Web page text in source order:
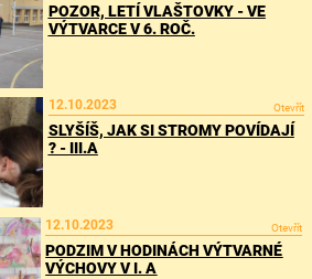
POZOR, LETÍ VLAŠTOVKY - VE
VÝTVARCE V 6. ROČ.
12.10.2023 Otevřít
SLYŠÍŠ, JAK SI STROMY POVÍDAJÍ
? - III.A
12.10.2023 Otevřít
PODZIM V HODINÁCH VÝTVARNÉ
VÝCHOVY V I. A